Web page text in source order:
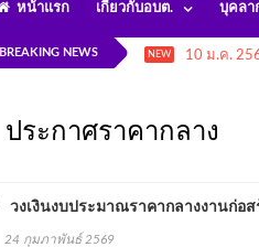
หน้าแรก เกี่ยวกับอบต. บุคลา
BREAKING NEWS NEW 10 ม.ค.
ประกาศราคากลาง
วงเงินงบประมาณราคากลางงานก่อ
24 กุมภาพันธ์ 2569